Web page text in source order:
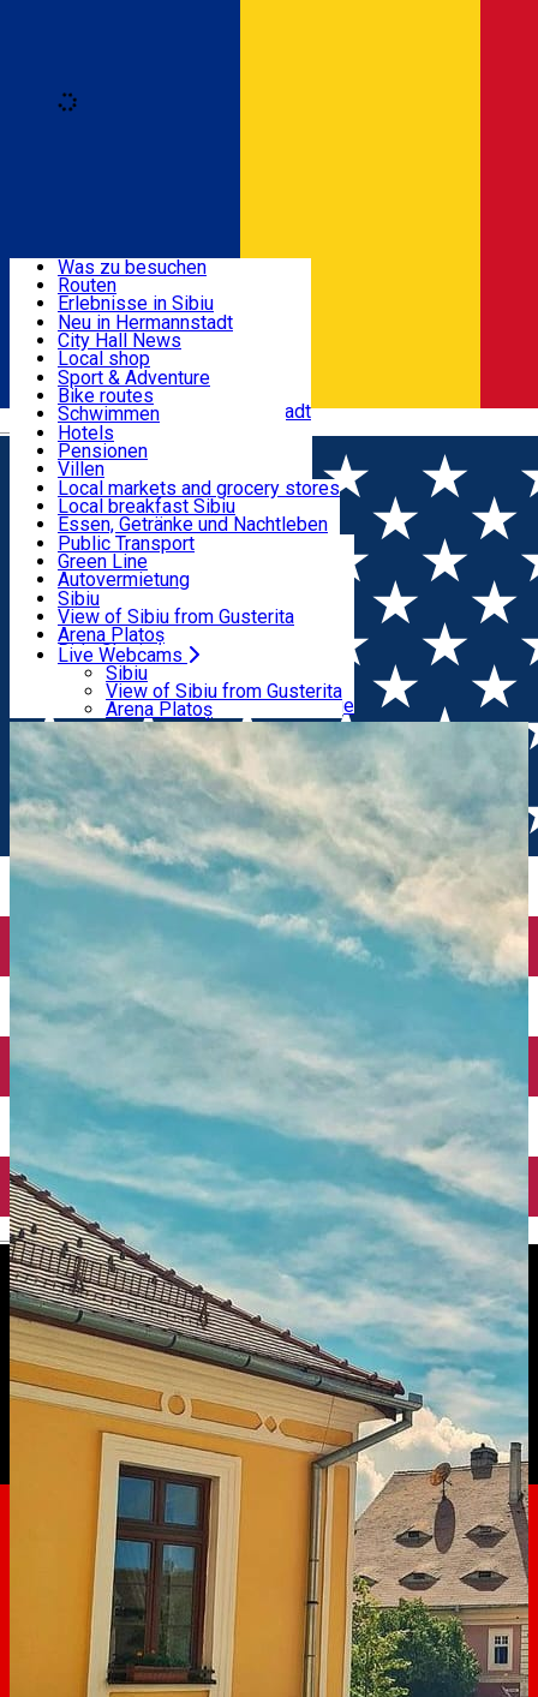
Română
English
Nützliche informationen
Aktivitäten & Abenteuer
Unterkunft
Essen, Getränke & Nachtleben
Transport & Parken
Live Webcams
Was zu besuchen
Routen
Erlebnisse in Sibiu
Podcast
Kultur
Museen
Kirchen
Parks, Zoo
Im Umkreis von Hermannstadt
Neu in Hermannstadt
City Hall News
Local shop
Sibiu Handwerker
Sibiul Verde
Public services
Bildung
Wie komme ich nach Sibiu?
Touristeninfo
Reiseführer
Guided tours
Local publication
Schönheitssalon
Sport & Adventure
Bike routes
Schwimmen
Reiten
Fitnessstudio
Loc de joacă indoor
Loc de joacă outdoor
Ski
Eislaufen
Yoga
Hotels
Pensionen
Villen
Hostels
Motels
Camping
Zimmer zu vermieten
Wohnungen
Unterkunft außerhalb von Sibiu
Local markets and grocery stores
Local breakfast Sibiu
Essen, Getränke und Nachtleben
Pizza
Fast Food
Kaffeestube
Konditorei
Pub, Bar
Nachtclubs
Bäckerei
Public Transport
Green Line
Autovermietung
Fahrad verleih
Scooter rentals
Taxi
Ride Sharing
Park-Tickets
Parkplätze
Ladestationen für Elektrofahrzeuge
Sibiu
View of Sibiu from Gusterita
Arena Platoș
Live Webcams
Sibiu
View of Sibiu from Gusterita
Arena Platoș
Home Neu in Hermannstadt
🌈 Nou în Sibiu în luna